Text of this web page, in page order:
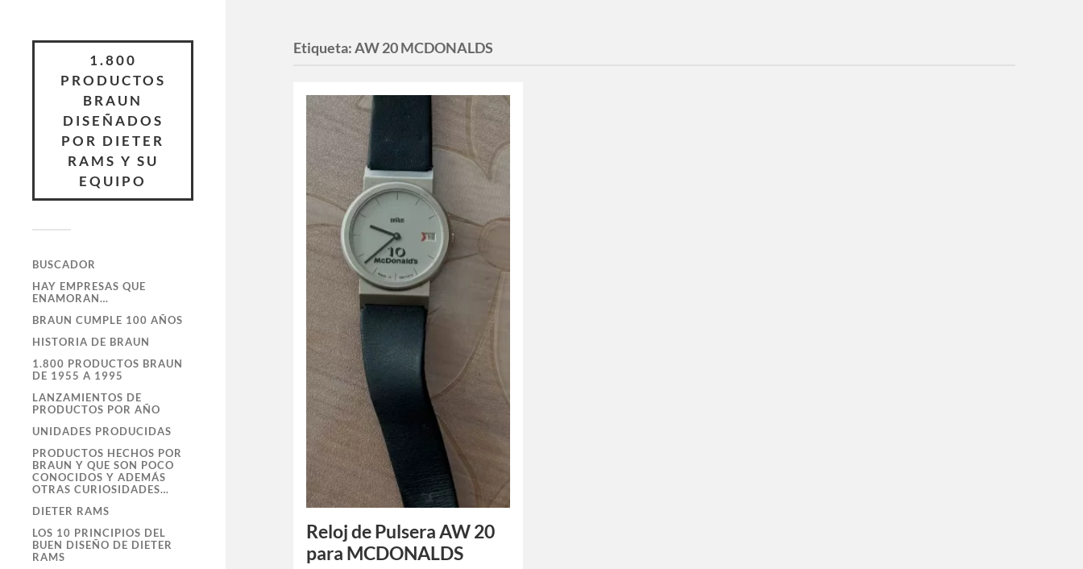
1.800
PRODUCTOS
BRAUN
DISEÑADOS
POR DIETER
RAMS Y SU
EQUIPO
BUSCADOR
HAY EMPRESAS QUE
ENAMORAN…
BRAUN CUMPLE 100 AÑOS
HISTORIA DE BRAUN
1.800 PRODUCTOS BRAUN
DE 1955 A 1995
LANZAMIENTOS DE
PRODUCTOS POR AÑO
UNIDADES PRODUCIDAS
PRODUCTOS HECHOS POR
BRAUN Y QUE SON POCO
CONOCIDOS Y ADEMÁS
OTRAS CURIOSIDADES…
DIETER RAMS
LOS 10 PRINCIPIOS DEL
BUEN DISEÑO DE DIETER
RAMS
Etiqueta:AW 20 MCDONALDS
Reloj de Pulsera AW 20
para MCDONALDS